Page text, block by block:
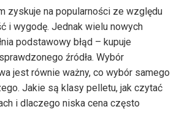
zyskuje na popularności ze względu
i wygodę. Jednak wielu nowych
podstawowy błąd – kupuje
źródła. Wybór
jest równie ważny, co wybór samego
Jakie są klasy pelletu, jak czytać
i dlaczego niska cena często